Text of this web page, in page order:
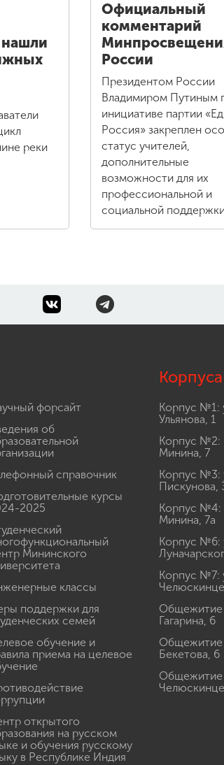
нашли
реки
Официальный
комментарий
России
Президентом России
Владимиром Путиным
инициативе партии
Россия» закреплен
статус учителей,
дополнительные
возможности для их
профессиональной и
социальной
форсайт
об
справочник
курсы
2025
Мининского
классы
поддержки для
семей
обучение и
приема на целевое
открытого
на русском
и обучения русскому
в Республике Индия
Корпуса
Корпус №1:
Ульянова, 1
Корпус №2:
Минина, 7
Корпус №3:
Пискунова,
Корпус №4:
Минина, 7а
Корпус №6:
Корпус №7:
Гагарина, 6
Общежитие
Бекетова, 6
Общежитие